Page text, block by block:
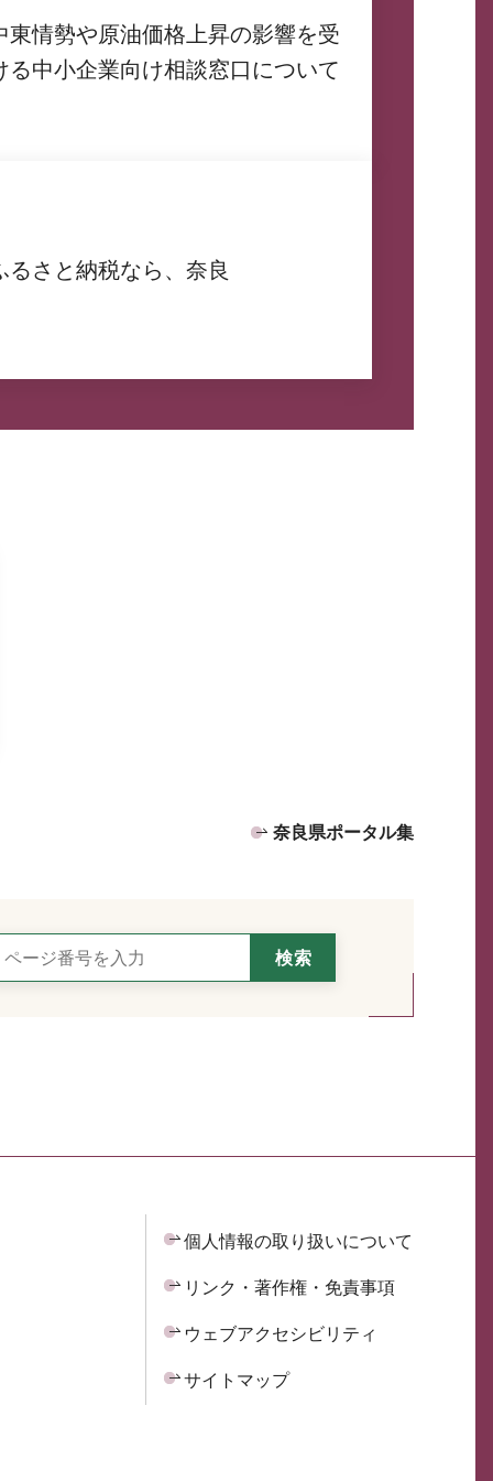
東情勢や原油価格上昇の影響を受
る中小企業向け相談窓口について
るさと納税なら、奈良
奈良県ポータル集
個人情報の取り扱いについて
リンク・著作権・免責事項
ウェブアクセシビリティ
サイトマップ